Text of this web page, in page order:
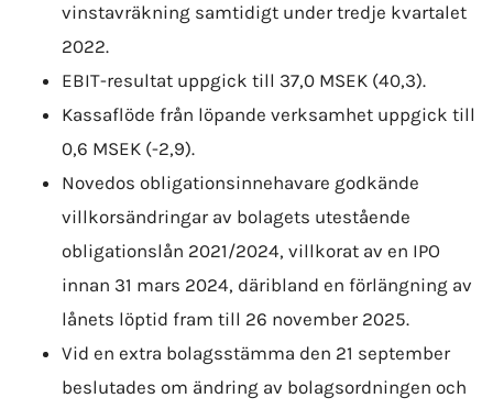
vinstavräkning samtidigt under tredje kvartalet
2022.
EBIT-resultat uppgick till 37,0 MSEK (40,3).
Kassaflöde från löpande verksamhet uppgick till
0,6 MSEK (-2,9).
Novedos obligationsinnehavare godkände
villkorsändringar av bolagets utestående
obligationslån 2021/2024, villkorat av en IPO
innan 31 mars 2024, däribland en förlängning av
lånets löptid fram till 26 november 2025.
Vid en extra bolags­stämma den 21 september
beslutades om ändring av bolags­ordningen och